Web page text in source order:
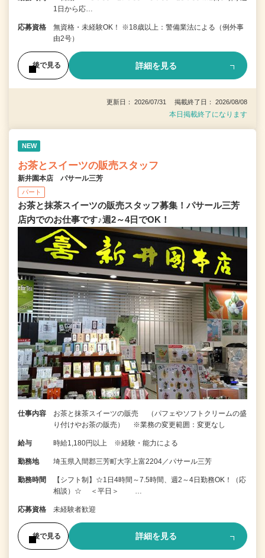
1日から応…
応募資格
無資格・未経験OK！ ※18歳以上：警備業法による（例外事
由2号）
後で見る 詳細を見る
更新日： 2026/07/31 掲載終了日： 2026/08/08
本日掲載終了になります
NEW
お茶とスイーツの販売スタッフ
新井園本店 パサール三芳
パート
お茶と抹茶スイーツの販売スタッフ募集！パサール三芳
店内でのお仕事です♪週2～4日でOK！
仕事内容
お茶と抹茶スイーツの販売 （パフェやソフトクリームの盛
り付けやお茶の販売） ※業務の変更範囲：変更なし
給与 時給1,180円以上 ※経験・能力による
勤務地 埼玉県入間郡三芳町大字上富2204／パサール三芳
勤務時間
【シフト制】☆1日4時間～7.5時間、週2～4日勤務OK！（応
相談）☆ ＜平日＞ …
応募資格 未経験者歓迎
後で見る 詳細を見る